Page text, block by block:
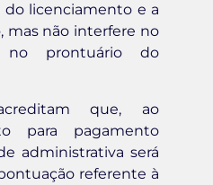
do licenciamento e a
mas não interfere no
prontuário do
que, ao
para pagamento
administrativa será
referente à